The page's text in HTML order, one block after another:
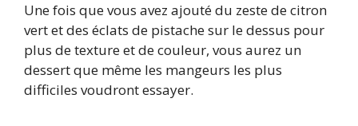
Une fois que vous avez ajouté du zeste de citron
vert et des éclats de pistache sur le dessus pour
plus de texture et de couleur, vous aurez un
dessert que même les mangeurs les plus
difficiles voudront essayer.